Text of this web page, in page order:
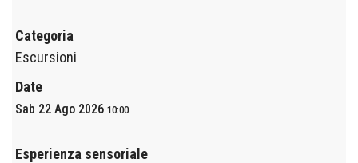
Categoria
Escursioni
Date
Sab 22 Ago 2026 10:00
Esperienza sensoriale